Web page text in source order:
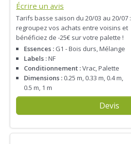
Écrire un avis
Tarifs basse saison du 20/03 au 20/07 :
regroupez vos achats entre voisins et
bénéficiez de -25€ sur votre palette !
Essences : G1 - Bois durs, Mélange
Labels :NF
Conditionnement :Vrac, Palette
Dimensions : 0.25 m, 0.33 m, 0.4 m,
0.5 m, 1 m
Devis